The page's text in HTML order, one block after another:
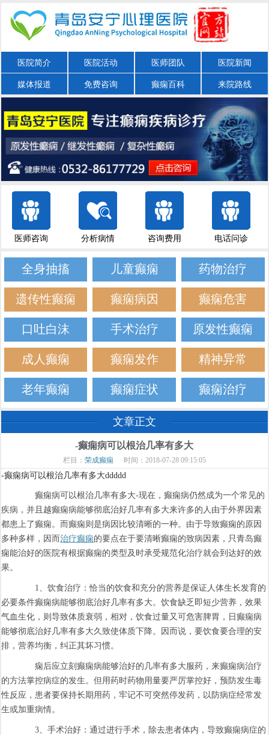
医院简介 医院活动 医师团队 医院新闻
媒体报道 免费咨询 癫痫百科 来院路线
医师咨询 分析病情 咨询费用 电话问诊
全身抽搐 儿童癫痫 药物治疗
遗传性癫痫 癫痫病因 癫痫危害
口吐白沫 手术治疗 原发性癫痫
成人癫痫 癫痫发作 精神异常
老年癫痫 癫痫症状 癫痫治疗
文章正文
-癫痫病可以根治几率有多大
栏目： 荣成癫痫 时间：2018-07-28 09:15:05
-癫痫病可以根治几率有多大ddddd
癫痫病可以根治几率有多大-现在，癫痫病仍然成为一个常见的
疾病，并且越癫痫病能够彻底治好几率有多大来许多的人由于外界因素
都患上了癫痫。而癫痫则是病因比较清晰的一种。由于导致癫痫的原因
多种多样，因而治疗癫痫的要点在于要清晰癫痫的致病因素，只青岛癫
痫能治好的医院有根据癫痫的类型及时承受规范化治疗就会到达好的效
果。
1、饮食治疗：恰当的饮食和充分的营养是保证人体生长发育的
必要条件癫痫病能够彻底治好几率有多大。饮食缺乏即短少营养，效果
气血生化，则导致体质衰弱，相对，饮食过量又可危害脾胃，日癫痫病
能够彻底治好几率有多大久致使体质下降。因而说，要饮食要合理的安
排，营养均衡，纠正其坏习惯。
痫后应立刻癫痫病能够治好的几率有多大服药，来癫痫病治疗
的方法掌控病症的发生。但用药时药物用量要严厉掌控好，预防发生毒
性反应，患者要保持长期用药，牢记不可突然停发药，以防病症经常发
生或加重病情。
3、手术治好：通过进行手术，除去患者体内，导致癫痫病症的